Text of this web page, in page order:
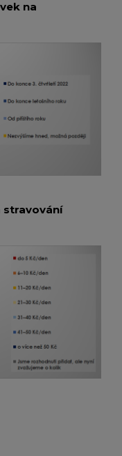
na
stravování